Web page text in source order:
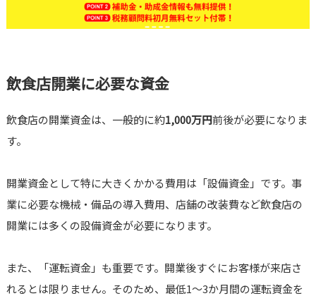
飲食店開業に必要な資金
飲食店の開業資金は、一般的に約1,000万円前後が必要になりま
す。
開業資金として特に大きくかかる費用は「設備資金」です。事
業に必要な機械・備品の導入費用、店舗の改装費など飲食店の
開業には多くの設備資金が必要になります。
また、「運転資金」も重要です。開業後すぐにお客様が来店さ
れるとは限りません。そのため、最低1～3か月間の運転資金を